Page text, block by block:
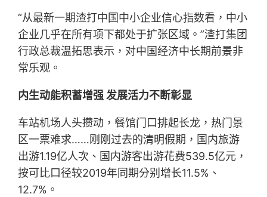
“从最新一期渣打中国中小企业信心指数看，中小
企业几乎在所有项下都处于扩张区域。”渣打集团
行政总裁温拓思表示，对中国经济中长期前景非
常乐观。
内生动能积蓄增强 发展活力不断彰显
车站机场人头攒动，餐馆门口排起长龙，热门景
区一票难求……刚刚过去的清明假期，国内旅游
出游1.19亿人次、国内游客出游花费539.5亿元，
按可比口径较2019年同期分别增长11.5%、
12.7%。